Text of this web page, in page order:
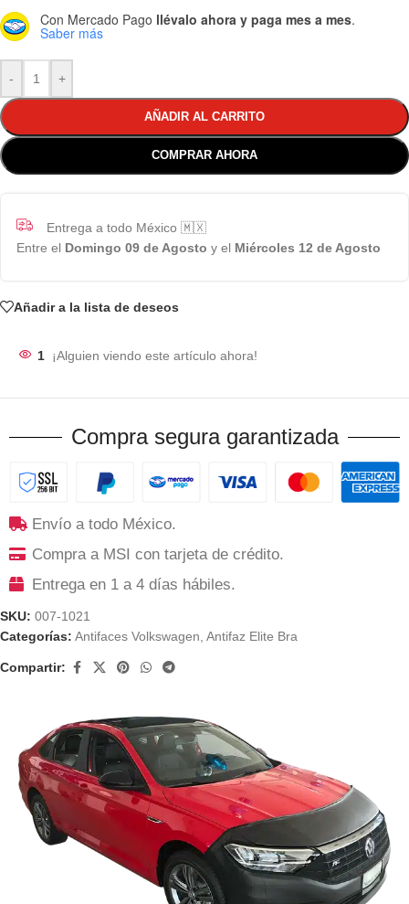
Con Mercado Pago llévalo ahora y paga mes a mes.
Saber más
- +
AÑADIR AL CARRITO
COMPRAR AHORA
Entrega a todo México 🇲🇽
Entre el Domingo 09 de Agosto y el Miércoles 12 de Agosto
Añadir a la lista de deseos
1 ¡Alguien viendo este artículo ahora!
Compra segura garantizada
Envío a todo México.
Compra a MSI con tarjeta de crédito.
Entrega en 1 a 4 días hábiles.
SKU: 007-1021
Categorías: Antifaces Volkswagen Antifaz Elite Bra
Compartir: